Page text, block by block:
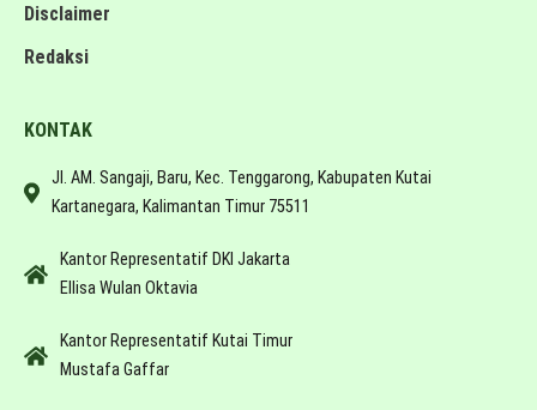
Disclaimer
Redaksi
KONTAK
Jl. AM. Sangaji, Baru, Kec. Tenggarong, Kabupaten Kutai
Kartanegara, Kalimantan Timur 75511
Kantor Representatif DKI Jakarta
Ellisa Wulan Oktavia
Kantor Representatif Kutai Timur
Mustafa Gaffar